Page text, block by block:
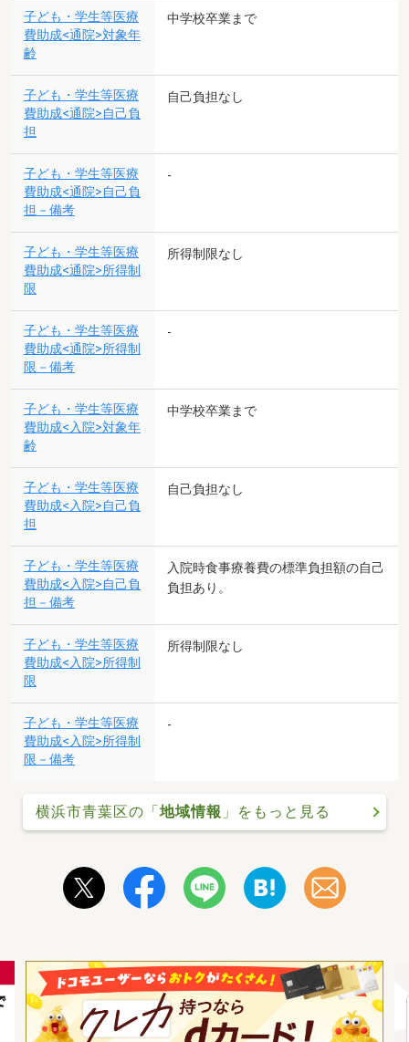
子ども・学生等医療
費助成<通院>対象年
齢
中学校卒業まで
子ども・学生等医療
費助成<通院>自己負
担
自己負担なし
子ども・学生等医療
費助成<通院>自己負
担－備考
-
子ども・学生等医療
費助成<通院>所得制
限
所得制限なし
子ども・学生等医療
費助成<通院>所得制
限－備考
-
子ども・学生等医療
費助成<入院>対象年
齢
中学校卒業まで
子ども・学生等医療
費助成<入院>自己負
担
自己負担なし
子ども・学生等医療
費助成<入院>自己負
担－備考
入院時食事療養費の標準負担額の自己
負担あり。
子ども・学生等医療
費助成<入院>所得制
限
所得制限なし
子ども・学生等医療
費助成<入院>所得制
限－備考
-
横浜市青葉区の「地域情報 」をもっと見る